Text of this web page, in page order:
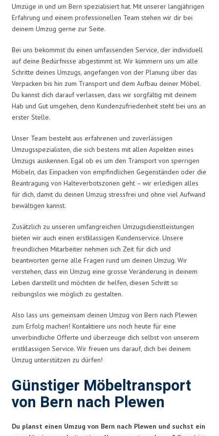
Umzüge in und um Bern spezialisiert hat. Mit unserer langjährigen
Erfahrung und einem professionellen Team stehen wir dir bei
deinem Umzug gerne zur Seite.
Bei uns bekommst du einen umfassenden Service, der individuell
auf deine Bedürfnisse abgestimmt ist. Wir kümmern uns um alle
Schritte deines Umzugs, angefangen von der Planung über das
Verpacken bis hin zum Transport und dem Aufbau deiner Möbel.
Du kannst dich darauf verlassen, dass wir sorgfältig mit deinem
Hab und Gut umgehen, denn Kundenzufriedenheit steht bei uns an
erster Stelle.
Unser Team besteht aus erfahrenen und zuverlässigen
Umzugsspezialisten, die sich bestens mit allen Aspekten eines
Umzugs auskennen. Egal ob es um den Transport von sperrigen
Möbeln, das Einpacken von empfindlichen Gegenständen oder die
Beantragung von Halteverbotszonen geht – wir erledigen alles
für dich, damit du deinen Umzug stressfrei und ohne viel Aufwand
bewältigen kannst.
Zusätzlich zu unseren umfangreichen Umzugsdienstleistungen
bieten wir auch einen erstklassigen Kundenservice. Unsere
freundlichen Mitarbeiter nehmen sich Zeit für dich und
beantworten gerne alle Fragen rund um deinen Umzug. Wir
verstehen, dass ein Umzug eine grosse Veränderung in deinem
Leben darstellt und möchten dir helfen, diesen Schritt so
reibungslos wie möglich zu gestalten.
Also lass uns gemeinsam deinen Umzug von Bern nach Plewen
zum Erfolg machen! Kontaktiere uns noch heute für eine
unverbindliche Offerte und überzeuge dich selbst von unserem
erstklassigen Service. Wir freuen uns darauf, dich bei deinem
Umzug unterstützen zu dürfen!
Günstiger Möbeltransport
von Bern nach Plewen
Du planst einen Umzug von Bern nach Plewen und suchst ein